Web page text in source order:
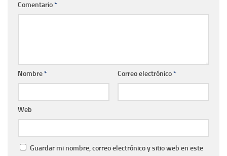
Comentario*
Nombre* Correo electrónico*
Web
Guardar mi nombre, correo electrónico y sitio web en este